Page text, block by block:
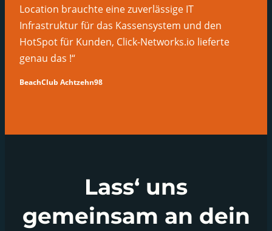
Location brauchte eine zuverlässige IT
Infrastruktur für das Kassensystem und den
HotSpot für Kunden, Click-Networks.io lieferte
genau das !“
BeachClub Achtzehn98
Lass‘ uns
gemeinsam an dein